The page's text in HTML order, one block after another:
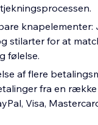
stilarter for at
følelse.
af flere
fra en
Visa,